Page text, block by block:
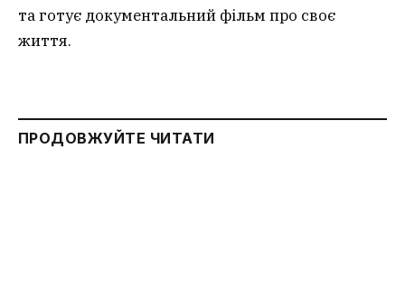
та готує документальний фільм про своє
життя.
ПРОДОВЖУЙТЕ ЧИТАТИ